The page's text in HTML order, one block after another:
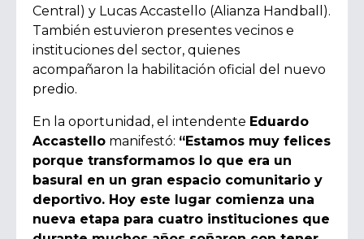
Central) y Lucas Accastello (Alianza Handball).
También estuvieron presentes vecinos e
instituciones del sector, quienes
acompañaron la habilitación oficial del nuevo
predio.
En la oportunidad, el intendente Eduardo
Accastello manifestó: “Estamos muy felices
porque transformamos lo que era un
basural en un gran espacio comunitario y
deportivo. Hoy este lugar comienza una
nueva etapa para cuatro instituciones que